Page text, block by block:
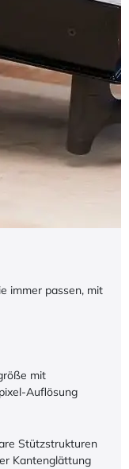
immer passen, mit
mit
Auflösung
Stützstrukturen
Kantenglättung